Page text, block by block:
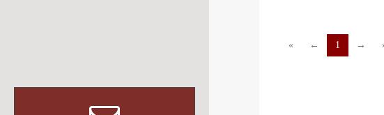
« ← 1 →